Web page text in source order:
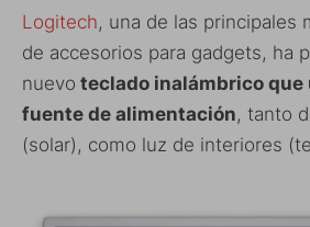
Logitech, una de las principales
de accesorios para gadgets, ha
nuevo teclado inalámbrico que
fuente de alimentación, tanto
(solar), como luz de interiores